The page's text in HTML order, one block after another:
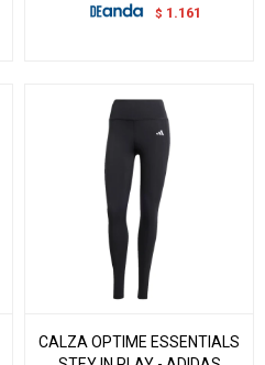
$ 1.161
CALZA OPTIME ESSENTIALS